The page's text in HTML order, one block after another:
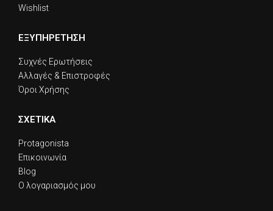
Wishlist
ΕΞΥΠΗΡΕΤΗΣΗ
Συχνές Ερωτήσεις
Αλλαγές & Επιστροφές
Όροι Χρήσης
ΣΧΕΤΙΚΑ
Protagonista
Επικοινωνία
Blog
Ο λογαριασμός μου